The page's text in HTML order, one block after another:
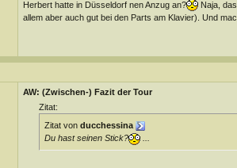
Herbert hatte in Düsseldorf nen Anzug an?
Naja, das
allem aber auch gut bei den Parts am Klavier). Und
AW: (Zwischen-) Fazit der Tour
Zitat:
Zitat von ducchessina
Du hast seinen Stick?
...